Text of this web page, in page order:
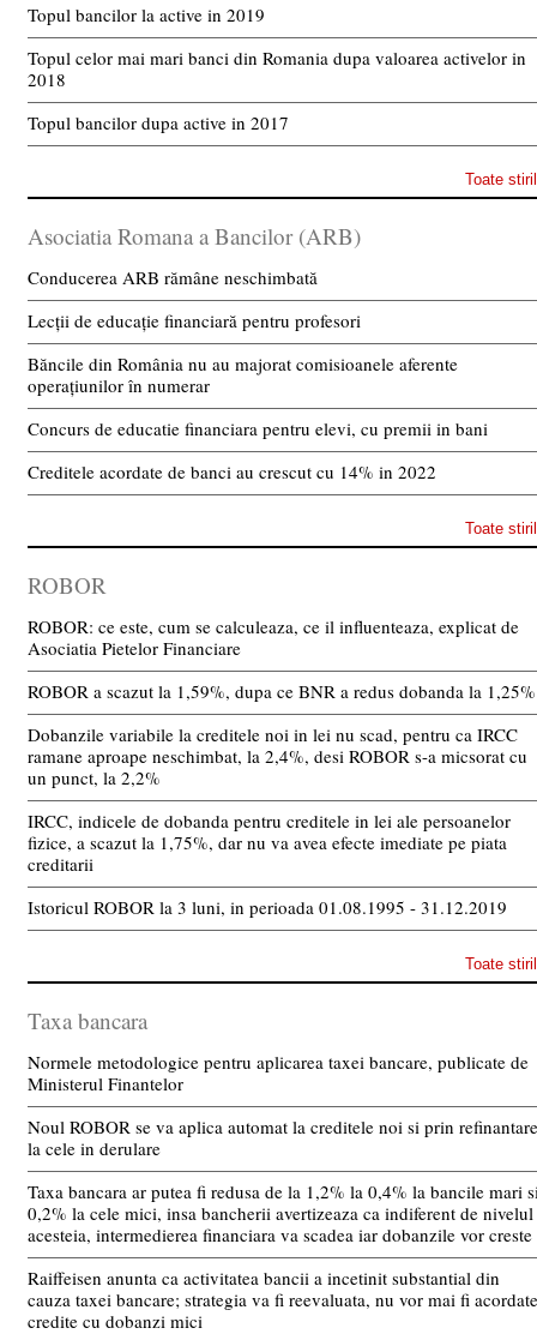
Topul bancilor la active in 2019
Topul celor mai mari banci din Romania dupa valoarea activelor in
2018
Topul bancilor dupa active in 2017
Toate
Asociatia Romana a Bancilor (ARB)
Conducerea ARB rămâne neschimbată
Lecții de educație financiară pentru profesori
Băncile din România nu au majorat comisioanele aferente
operațiunilor în numerar
Concurs de educatie financiara pentru elevi, cu premii in bani
Creditele acordate de banci au crescut cu 14% in 2022
Toate
ROBOR
ROBOR: ce este, cum se calculeaza, ce il influenteaza, explicat de
Asociatia Pietelor Financiare
ROBOR a scazut la 1,59%, dupa ce BNR a redus dobanda la 1,25%
Dobanzile variabile la creditele noi in lei nu scad, pentru ca IRCC
ramane aproape neschimbat, la 2,4%, desi ROBOR s-a micsorat cu
un punct, la 2,2%
IRCC, indicele de dobanda pentru creditele in lei ale persoanelor
fizice, a scazut la 1,75%, dar nu va avea efecte imediate pe piata
creditarii
Istoricul ROBOR la 3 luni, in perioada 01.08.1995 - 31.12.2019
Toate
Taxa bancara
Normele metodologice pentru aplicarea taxei bancare, publicate de
Ministerul Finantelor
Noul ROBOR se va aplica automat la creditele noi si prin refinantare
la cele in derulare
Taxa bancara ar putea fi redusa de la 1,2% la 0,4% la bancile mari
0,2% la cele mici, insa bancherii avertizeaza ca indiferent de nivelul
acesteia, intermedierea financiara va scadea iar dobanzile vor creste
Raiffeisen anunta ca activitatea bancii a incetinit substantial din
cauza taxei bancare; strategia va fi reevaluata, nu vor mai fi acordate
credite cu dobanzi mici